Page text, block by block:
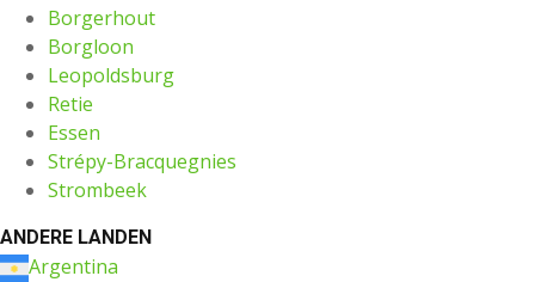
Borgerhout
Borgloon
Leopoldsburg
Retie
Essen
Strépy-Bracquegnies
Strombeek
ANDERE LANDEN
Argentina